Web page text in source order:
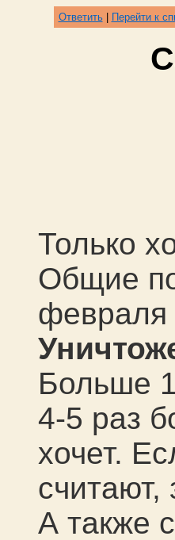
Ответить| Перейти к
Только
Общие
февраля
Больше
4-5 раз
хочет.
А также